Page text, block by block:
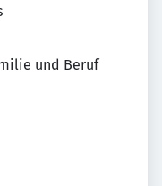
und Beruf